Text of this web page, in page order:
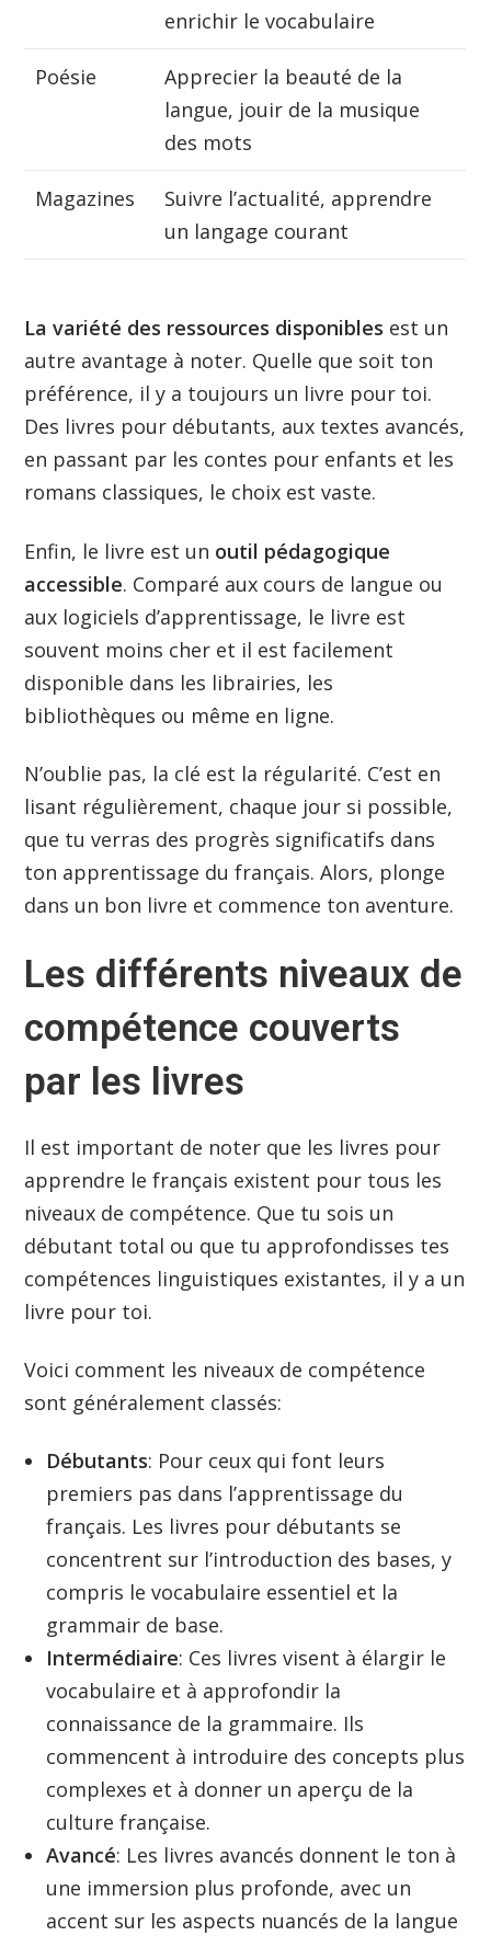
enrichir le vocabulaire
Poésie
Apprecier la beauté de la
langue, jouir de la musique
des mots
Magazines
Suivre l’actualité, apprendre
un langage courant
La variété des ressources disponibles est un
autre avantage à noter. Quelle que soit ton
préférence, il y a toujours un livre pour toi.
Des livres pour débutants, aux textes avancés,
en passant par les contes pour enfants et les
romans classiques, le choix est vaste.
Enfin, le livre est un outil pédagogique
accessible. Comparé aux cours de langue ou
aux logiciels d’apprentissage, le livre est
souvent moins cher et il est facilement
disponible dans les librairies, les
bibliothèques ou même en ligne.
N’oublie pas, la clé est la régularité. C’est en
lisant régulièrement, chaque jour si possible,
que tu verras des progrès significatifs dans
ton apprentissage du français. Alors, plonge
dans un bon livre et commence ton aventure.
Les différents niveaux de
compétence couverts
par les livres
Il est important de noter que les livres pour
apprendre le français existent pour tous les
niveaux de compétence. Que tu sois un
débutant total ou que tu approfondisses tes
compétences linguistiques existantes, il y a un
livre pour toi.
Voici comment les niveaux de compétence
sont généralement classés:
Débutants: Pour ceux qui font leurs
premiers pas dans l’apprentissage du
français. Les livres pour débutants se
concentrent sur l’introduction des bases, y
compris le vocabulaire essentiel et la
grammair de base.
Intermédiaire: Ces livres visent à élargir le
vocabulaire et à approfondir la
connaissance de la grammaire. Ils
commencent à introduire des concepts plus
complexes et à donner un aperçu de la
culture française.
Avancé: Les livres avancés donnent le ton à
une immersion plus profonde, avec un
accent sur les aspects nuancés de la langue